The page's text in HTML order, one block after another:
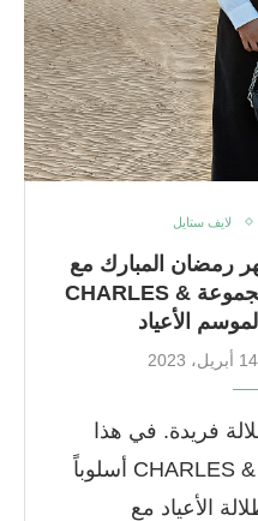
لايف ستايل
رمضان المبارك مع
أكسسوارات رائعة من مجموعة CHARLES &
14 أبريل، 2023
فريدة. في هذا
العام، تعتمد علامة CHARLES & KEITH أسلوباً
الأعياد مع